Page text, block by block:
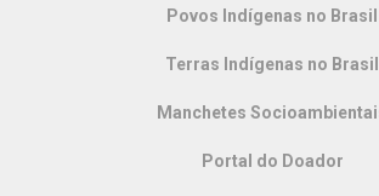
Povos Indígenas no Brasil
Terras Indígenas no Brasil
Manchetes
Portal do Doador